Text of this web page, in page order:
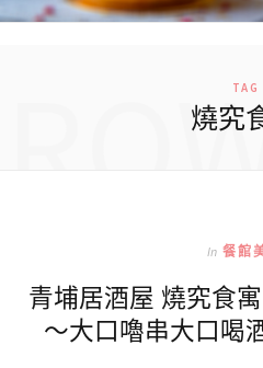
TAG
燒究
In 餐館
青埔居酒屋 燒究食
～大口嚕串大口喝